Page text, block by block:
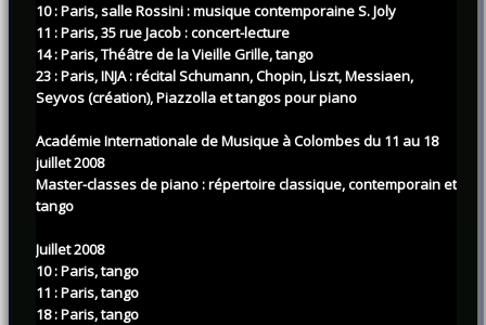
10 : Paris, salle Rossini : musique contemporaine S. Joly
11 : Paris, 35 rue Jacob : concert-lecture
14 : Paris, Théâtre de la Vieille Grille, tango
23 : Paris, INJA : récital Schumann, Chopin, Liszt, Messiaen,
Seyvos (création), Piazzolla et tangos pour piano
Académie Internationale de Musique à Colombes du 11 au 18
juillet 2008
Master-classes de piano : répertoire classique, contemporain et
tango
Juillet 2008
10 : Paris, tango
11 : Paris, tango
18 : Paris, tango